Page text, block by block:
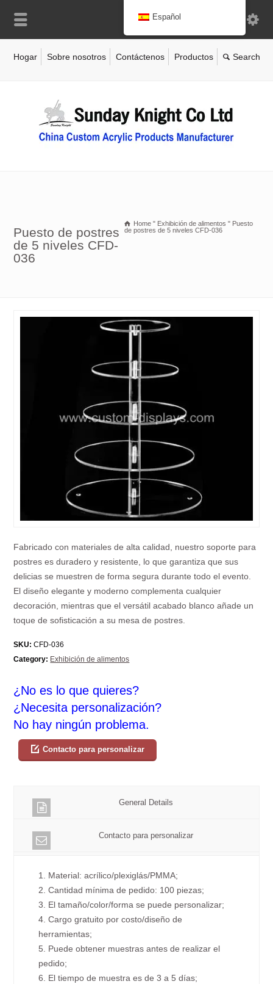
Hogar Sobre nosotros Contáctenos Productos
Puesto de postres
de 5 niveles CFD-
036
Home " Exhibición de alimentos " Puesto
de postres de 5 niveles CFD-036
Fabricado con materiales de alta calidad, nuestro soporte para
postres es duradero y resistente, lo que garantiza que sus
delicias se muestren de forma segura durante todo el evento.
El diseño elegante y moderno complementa cualquier
decoración, mientras que el versátil acabado blanco añade un
toque de sofisticación a su mesa de postres.
SKU: CFD-036
Category: Exhibición de alimentos
¿No es lo que quieres?
¿Necesita personalización?
No hay ningún problema.
Contacto para personalizar
General Details
Contacto para personalizar
1. Material: acrílico/plexiglás/PMMA;
2. Cantidad mínima de pedido: 100 piezas;
3. El tamaño/color/forma se puede personalizar;
4. Cargo gratuito por costo/diseño de
herramientas;
5. Puede obtener muestras antes de realizar el
pedido;
6. El tiempo de muestra es de 3 a 5 días;
Español